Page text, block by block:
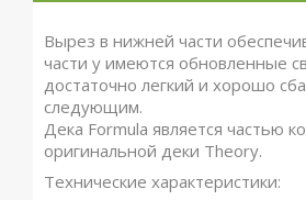
Вырез в нижней части
части у имеются обновленные
достаточно легкий и хорошо
следующим.
Дека Formula является частью
оригинальной деки Theory.
Технические характеристики: